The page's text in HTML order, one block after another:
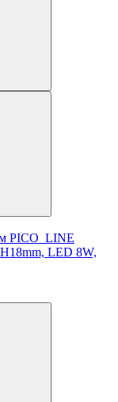
PICO_LINE
LED 8W,